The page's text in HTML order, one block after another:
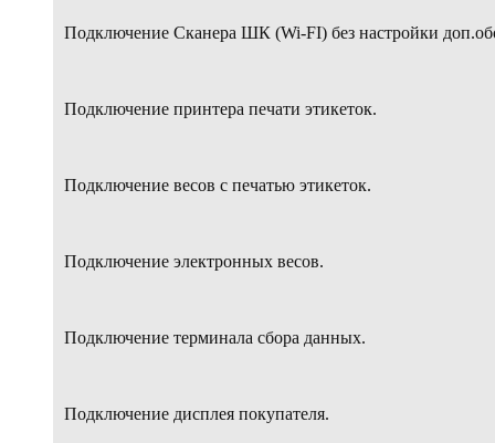
Подключение Сканера ШК (Wi-FI) без настройки доп.о
Подключение принтера печати этикеток.
Подключение весов с печатью этикеток.
Подключение электронных весов.
Подключение терминала сбора данных.
Подключение дисплея покупателя.